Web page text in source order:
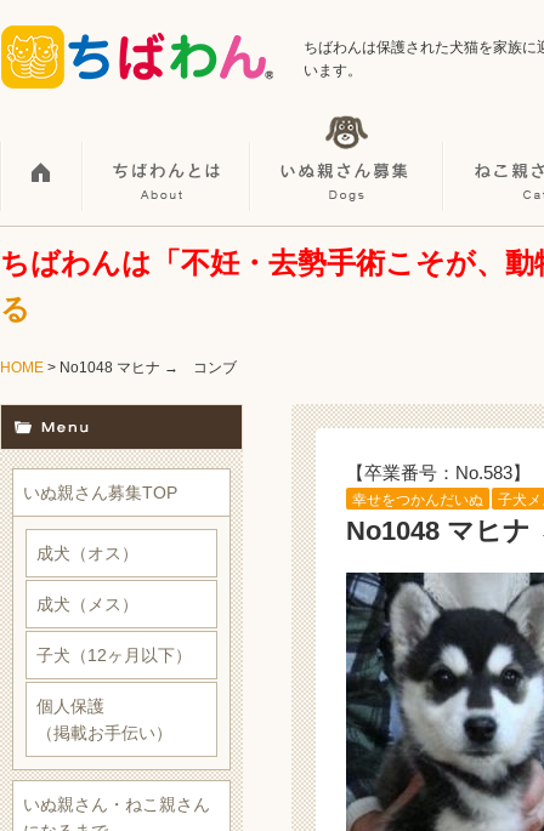
ちばわんは保護された犬猫を家族
います。
ちばわんは「不妊・去勢手術こそが、
る
HOME > No1048 マヒナ → コンブ
【卒業番号：No.583】
幸せをつかんだいぬ 子犬
No1048 マヒ
いぬ親さん募集TOP
成犬（オス）
成犬（メス）
子犬（12ヶ月以下）
個人保護
（掲載お手伝い）
いぬ親さん・ねこ親さん